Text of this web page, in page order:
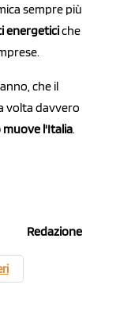
sempre più
energeticiche
che il
volta davvero
l'Italia.
Redazione